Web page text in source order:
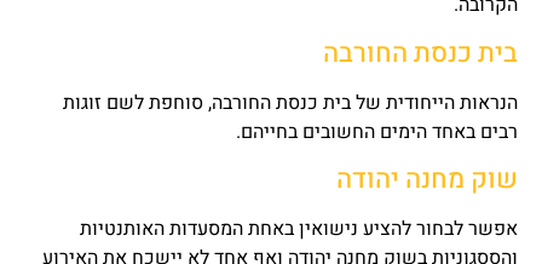
בית כנסת החורבה
הנראות הייחודית של בית כנסת החורבה, סוחפת לשם זוגות
רבים באחד הימים החשובים בחייהם.
שוק מחנה יהודה
אפשר לבחור להציע נישואין באחת המסעדות האותנטיות
והססגוניות בשוק מחנה יהודה ואף אחד לא יישכח את האירוע